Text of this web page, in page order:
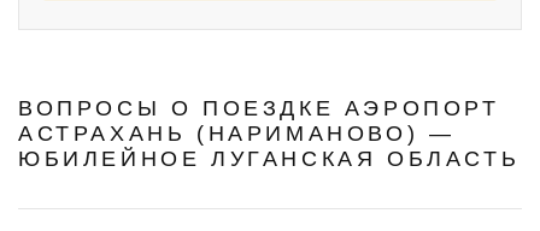
ВОПРОСЫ О ПОЕЗДКЕ АЭРОПОРТ
АСТРАХАНЬ (НАРИМАНОВО) —
ЮБИЛЕЙНОЕ ЛУГАНСКАЯ ОБЛАСТЬ